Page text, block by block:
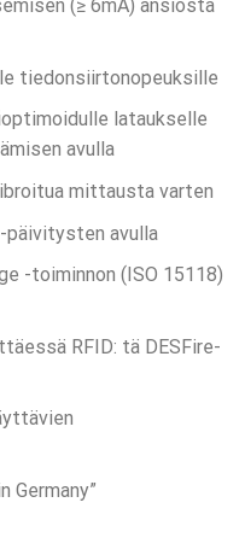
(≥ 6mA) ansiosta
tiedonsiirtonopeuksille
lataukselle
avulla
mittausta varten
päivitysten avulla
-toiminnon (ISO 15118)
RFID: tä DESFire-
Germany”